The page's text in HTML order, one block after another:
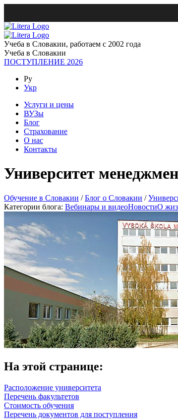
Учеба в Словакии, работаем с 2002 года
Учеба в Словакии
ПОСТУПЛЕНИЕ 2026
Ру
Укр
Услуги и цены
ВУЗы
Блог
Страхование
О нас
Контакты
Университет
Обучение в Словакии /Блог о Словакии /
Категории блога: Вебинары и видеоНовостиО
На этой странице:
Расположение университета
Перечень факультетов
Стоимость обучения
Перечень документов для поступления